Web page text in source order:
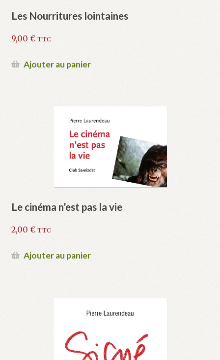
Les Nourritures lointaines
9,00 € TTC
Ajouter au panier
Le cinéma n’est pas la vie
2,00 € TTC
Ajouter au panier